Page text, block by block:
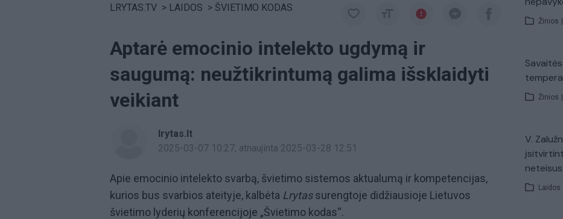
LRYTAS.TV > LAIDOS > ŠVIETIMO KODAS
Aptarė emocinio intelekto ugdymą ir
saugumą: neužtikrintumą galima išsklaidyti
veikiant
lrytas.lt
2025-03-07 10:27, atnaujinta 2025-03-28 12:51
Apie emocinio intelekto svarbą, švietimo sistemos aktualumą ir kompetencijas,
kurios bus svarbios ateityje, kalbėta Lrytassurengtoje didžiausioje Lietuvos
švietimo lyderių konferencijoje „Švietimo kodas“.
Žinios
Žinios
V.
neteisus
Laidos